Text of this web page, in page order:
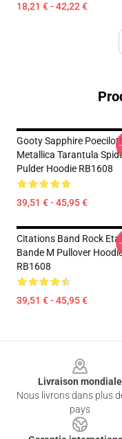
18,21 € - 42,22 €
Gooty Sapphire
Metallica Tarantula
Pulder Hoodie RB1608
39,51 € - 45,95 €
Citations Band Rock
Bande M Pullover
RB1608
39,51 € - 45,95 €
Livraison mondiale
Nous livrons dans plus
pays